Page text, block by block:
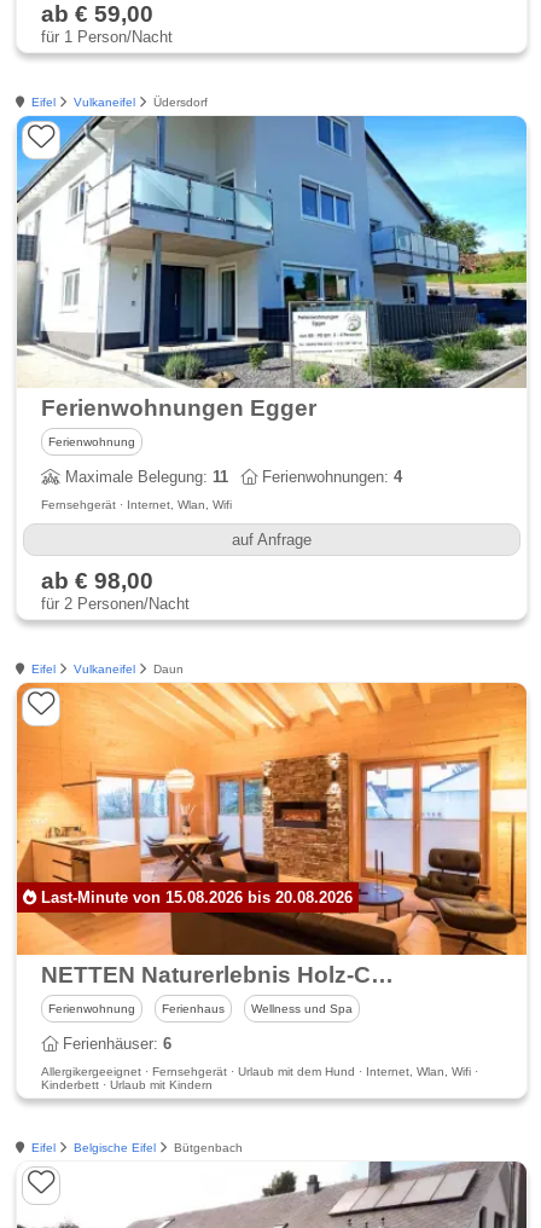
ab € 59,00
für 1 Person/Nacht
Eifel Vulkaneifel Üdersdorf
Ferienwohnungen Egger
Ferienwohnung
Maximale Belegung:11 Ferienwohnungen:4
Fernsehgerät · Internet, Wlan, Wifi
auf Anfrage
ab € 98,00
für 2 Personen/Nacht
Eifel Vulkaneifel Daun
Last-Minute von 15.08.2026 bis 20.08.2026
NETTEN Naturerlebnis Holz-Chalets
Ferienwohnung Ferienhaus Wellness und Spa
Ferienhäuser:6
Allergikergeeignet · Fernsehgerät · Urlaub mit dem Hund · Internet, Wlan, Wifi ·
Kinderbett · Urlaub mit Kindern
Eifel Belgische Eifel Bütgenbach